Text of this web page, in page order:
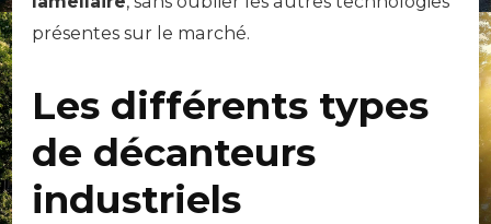
présentes sur le marché.
Les différents types
de décanteurs
industriels